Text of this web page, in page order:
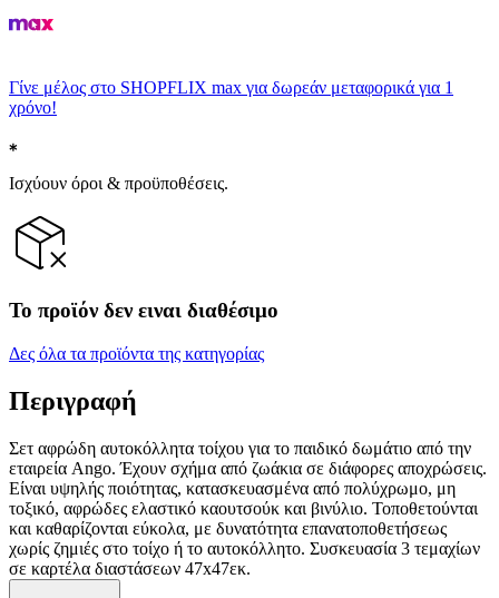
Γίνε μέλος στο SHOPFLIX max για δωρεάν μεταφορικά για 1
χρόνο!
Ισχύουν όροι & προϋποθέσεις.
Το προϊόν δεν ειναι διαθέσιμο
Δες όλα τα προϊόντα της κατηγορίας
Περιγραφή
Σετ αφρώδη αυτοκόλλητα τοίχου για το παιδικό δωμάτιο από την
εταιρεία Ango. Έχουν σχήμα από ζωάκια σε διάφορες αποχρώσεις.
Είναι υψηλής ποιότητας, κατασκευασμένα από πολύχρωμο, μη
τοξικό, αφρώδες ελαστικό καουτσούκ και βινύλιο. Τοποθετούνται
και καθαρίζονται εύκολα, με δυνατότητα επανατοποθετήσεως
χωρίς ζημιές στο τοίχο ή το αυτοκόλλητο. Συσκευασία 3 τεμαχίων
σε καρτέλα διαστάσεων 47x47εκ.